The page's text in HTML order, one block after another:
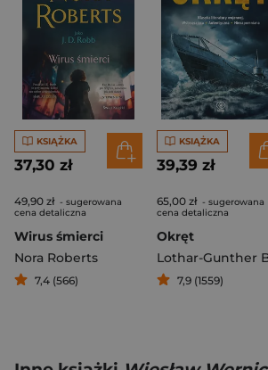
KSIĄŻKA
37,30 zł
49,90 zł - sugerowana
cena detaliczna
Wirus śmierci
Nora Roberts
7,4 (566)
KSIĄŻKA
39,39 zł
65,00 zł - sugerowana
cena detaliczna
Okręt
7,9 (1559)